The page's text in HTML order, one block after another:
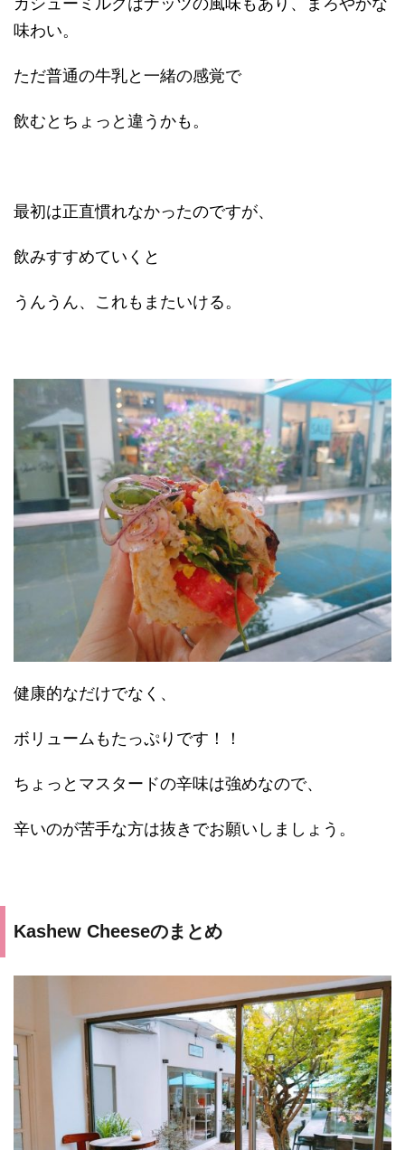
味わい。
ただ普通の牛乳と一緒の感覚で
飲むとちょっと違うかも。
最初は正直慣れなかったのですが、
飲みすすめていくと
うんうん、これもまたいける。
健康的なだけでなく、
ボリュームもたっぷりです！！
ちょっとマスタードの辛味は強めなので、
辛いのが苦手な方は抜きでお願いしましょう。
Kashew Cheeseのまとめ